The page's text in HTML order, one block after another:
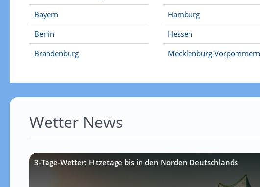
Bayern
Berlin
Brandenburg
Hamburg
Hessen
Mecklenburg-Vorpommern
Wetter News
3-Tage-Wetter: Hitzetage bis in den Norden Deutschlands